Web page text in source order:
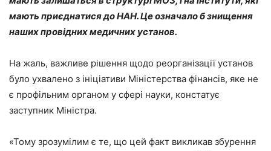
мають приєднатися до НАН. Це означало б знищення
наших провідних медичних установ.
На жаль, важливе рішення щодо реорганізації установ
було ухвалено з ініціативи Міністерства фінансів, яке не
є профільним органом у сфері науки, констатує
заступник Міністра.
«Тому зрозумілим є те, що цей факт викликав збурення